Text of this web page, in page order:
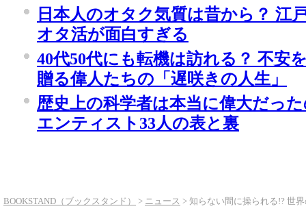
日本人のオタク気質は昔から？ 江
オタ活が面白すぎる
40代50代にも転機は訪れる？ 不安
贈る偉人たちの「遅咲きの人生」
歴史上の科学者は本当に偉大だっ
エンティスト33人の表と裏
BOOKSTAND（ブックスタンド） > ニュース > 知らない間に操られる!? 世